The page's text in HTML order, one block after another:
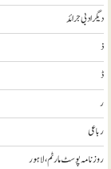
ديگر ادبی جرائد
ذ
ڈ
ر
رباعی
روزنامہ پوسٹ مارٹم، لاہور